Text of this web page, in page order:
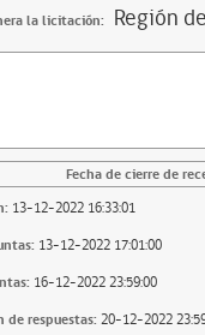
la licitación: Región
Fecha de cierre de
13-12-2022 16:33:01
13-12-2022 17:01:00
16-12-2022 23:59:00
de respuestas: 20-12-2022